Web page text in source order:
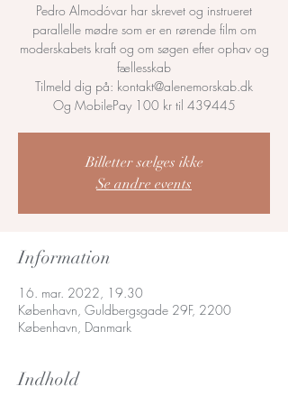
Pedro Almodóvar har skrevet og instrueret
parallelle mødre som er en rørende film om
moderskabets kraft og om søgen efter ophav og
fællesskab
Tilmeld dig på: kontakt@alenemorskab.dk
Og MobilePay 100 kr til 439445
Billetter sælges ikke
Se andre events
Information
16. mar. 2022, 19.30
København, Guldbergsgade 29F, 2200
København, Danmark
Indhold